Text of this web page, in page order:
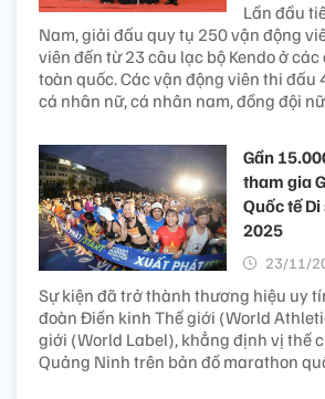
Lần đầu
Nam, giải đấu quy tụ 250 vận động
viên đến từ 23 câu lạc bộ Kendo ở
toàn quốc. Các vận động viên thi đấu
cá nhân nữ, cá nhân nam, đồng đội
Gần
tham gia
Quốc tế
2025
23/11/
Sự kiện đã trở thành thương hiệu uy
đoàn Điền kinh Thế giới (World
giới (World Label), khẳng định vị thế
Quảng Ninh trên bản đồ marathon